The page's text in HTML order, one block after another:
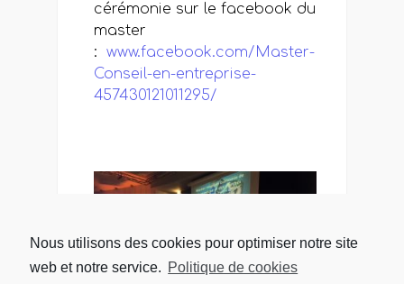
Nous utilisons des cookies pour optimiser notre site
web et notre service. Politique de cookies
cérémonie sur le facebook du
master
: www.facebook.com/Master-
Conseil-en-entreprise-
457430121011295/